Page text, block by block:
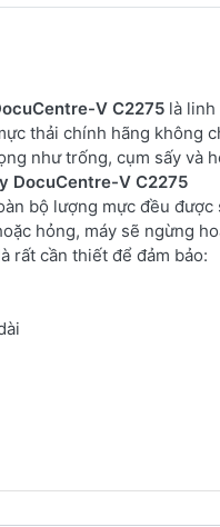
V C2275 là
thải chính hãng không
như trống, cụm sấy và
DocuCentre-V C2275
bộ lượng mực đều
hỏng, máy sẽ ngừng
rất cần thiết để đảm bảo: